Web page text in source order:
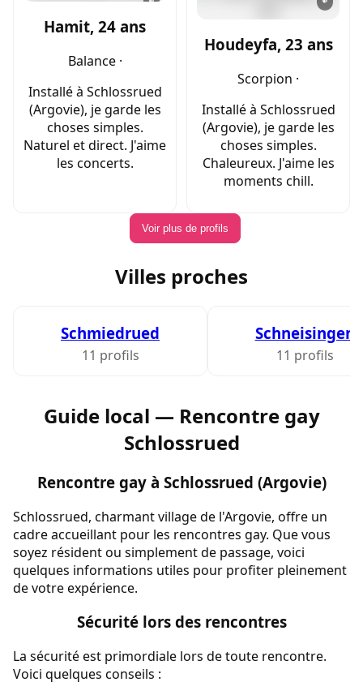
Hamit, 24 ans
Balance ·
Installé à Schlossrued
(Argovie), je garde les
choses simples.
Naturel et direct. J'aime
les concerts.
Houdeyfa, 23 ans
Scorpion ·
Installé à Schlossrued
(Argovie), je garde les
choses simples.
Chaleureux. J'aime les
moments chill.
Voir plus de profils
Villes proches
Schmiedrued
11 profils
Schneisingen
11 profils
Guide local — Rencontre gay
Schlossrued
Rencontre gay à Schlossrued (Argovie)
Schlossrued, charmant village de l'Argovie, offre un
cadre accueillant pour les rencontres gay. Que vous
soyez résident ou simplement de passage, voici
quelques informations utiles pour profiter pleinement
de votre expérience.
Sécurité lors des rencontres
La sécurité est primordiale lors de toute rencontre.
Voici quelques conseils :